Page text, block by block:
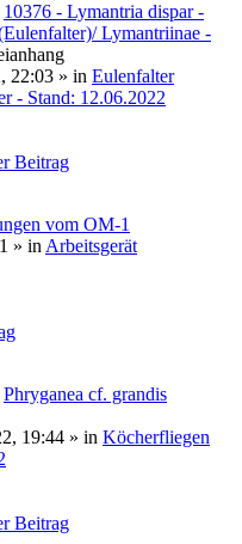
10376 - Lymantria dispar -
Lymantriinae -
22:03 » in Eulenfalter
- Stand: 12.06.2022
Beitrag
vom OM-1
» in Arbeitsgerät
Phryganea cf. grandis
19:44 » in Köcherfliegen
Beitrag